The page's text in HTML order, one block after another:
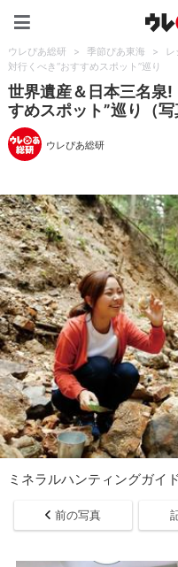
ウレぴあ総研 > 季節ぴあ東海 >
対行くべき“おすすめスポット”巡り
世界遺産＆日本三名泉
すめスポット”巡り（写
ウレぴあ総研
ミネラルハンティングガイ
前の写真